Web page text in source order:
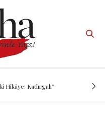
Hikâye: Kadırgalı”